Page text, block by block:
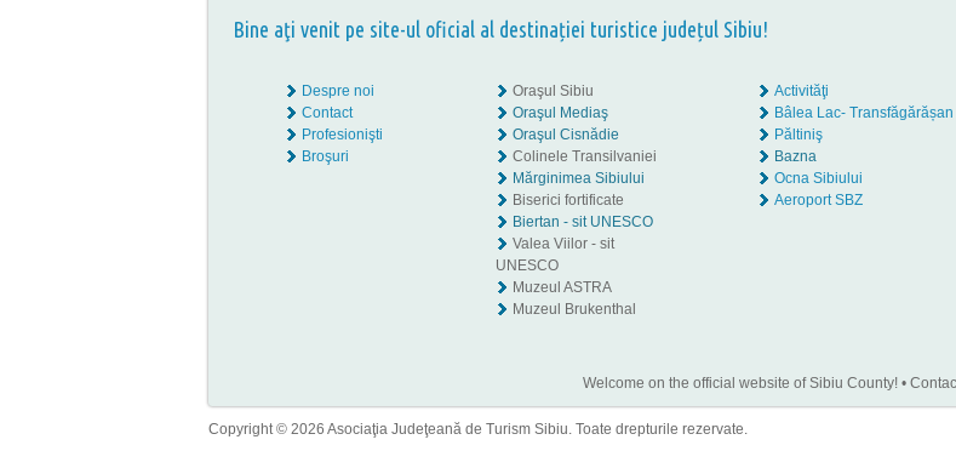
Bine aţi venit pe site-ul oficial al destinației turistice județul Sibiu!
Despre noi
Contact
Profesionişti
Broşuri
Oraşul Sibiu
Oraşul Mediaş
Oraşul Cisnădie
Colinele Transilvaniei
Mărginimea Sibiului
Biserici fortificate
Biertan - sit UNESCO
Valea Viilor - sit
UNESCO
Muzeul ASTRA
Muzeul Brukenthal
Activităţi
Bâlea Lac- Transfăgărășan
Păltiniş
Bazna
Ocna Sibiului
Aeroport SBZ
Welcome on the official website of Sibiu County!•
Copyright © 2026 Asociaţia Judeţeană de Turism Sibiu. Toate drepturile rezervate.